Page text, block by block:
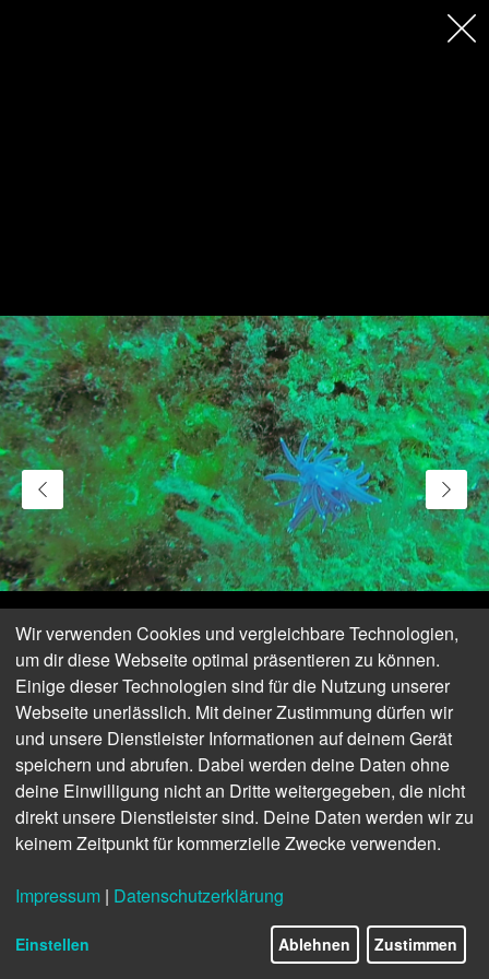
Wir verwenden Cookies und vergleichbare Technologien,
um dir diese Webseite optimal präsentieren zu können.
Einige dieser Technologien sind für die Nutzung unserer
Webseite unerlässlich. Mit deiner Zustimmung dürfen wir
und unsere Dienstleister Informationen auf deinem Gerät
speichern und abrufen. Dabei werden deine Daten ohne
deine Einwilligung nicht an Dritte weitergegeben, die nicht
direkt unsere Dienstleister sind. Deine Daten werden wir zu
keinem Zeitpunkt für kommerzielle Zwecke verwenden.
Impressum | Datenschutzerklärung
Einstellen Ablehnen Zustimmen